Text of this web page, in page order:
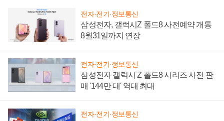
전자·전기·정보통신
삼성전자, 갤럭시Z 폴드8 사전예약 개통
8월31일까지 연장
전자·전기·정보통신
삼성전자 갤럭시 Z 폴드8 시리즈 사전 판
매 '144만 대' 역대 최대
전자·전기·정보통신